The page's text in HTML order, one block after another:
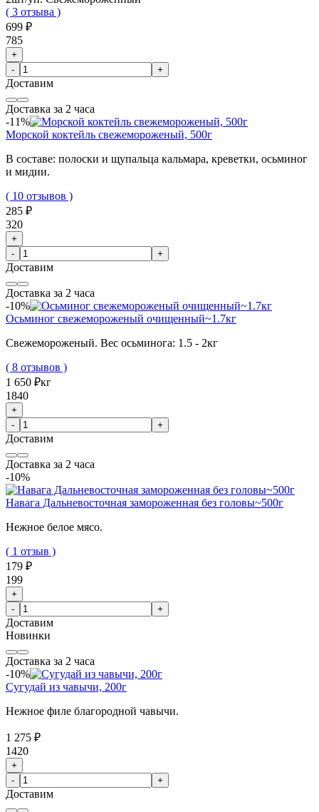
( 3 отзыва )
699 ₽
785
+
-
+
Доставим
Доставка за 2 часа
-11%
Морской коктейль свежемороженый, 500г
В составе: полоски и щупальца кальмара, креветки, осьминог
и мидии.
( 10 отзывов )
285 ₽
320
+
-
+
Доставим
Доставка за 2 часа
-10%
Осьминог свежемороженый очищенный~1.7кг
Свежемороженый. Вес осьминога: 1.5 - 2кг
( 8 отзывов )
1 650 ₽кг
1840
+
-
+
Доставим
Доставка за 2 часа
-10%
Навага Дальневосточная замороженная без головы~500г
Нежное белое мясо.
( 1 отзыв )
179 ₽
199
+
-
+
Доставим
Новинки
Доставка за 2 часа
-10%
Сугудай из чавычи, 200г
Нежное филе благородной чавычи.
1 275 ₽
1420
+
-
+
Доставим